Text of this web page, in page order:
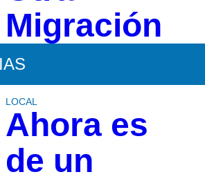
Migración
LOCAL
Ahora es
de un